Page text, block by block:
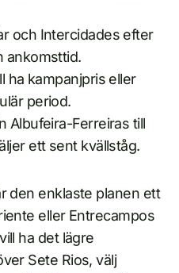
och Intercidades efter
ankomsttid.
ha kampanjpris eller
period.
Albufeira-Ferreiras till
ett sent kvällståg.
den enklaste planen ett
eller Entrecampos
ha det lägre
Sete Rios, välj